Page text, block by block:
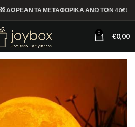
ΔΩΡΕΑΝ ΤΑ ΜΕΤΑΦΟΡΙΚΑ ΑΝΩ ΤΩΝ 40€!
0 €0,00